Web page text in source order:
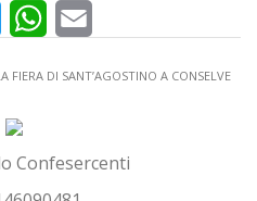
Twitter WhatsApp
FIERA DI SANT’AGOSTINO A CONSELVE
Confesercenti